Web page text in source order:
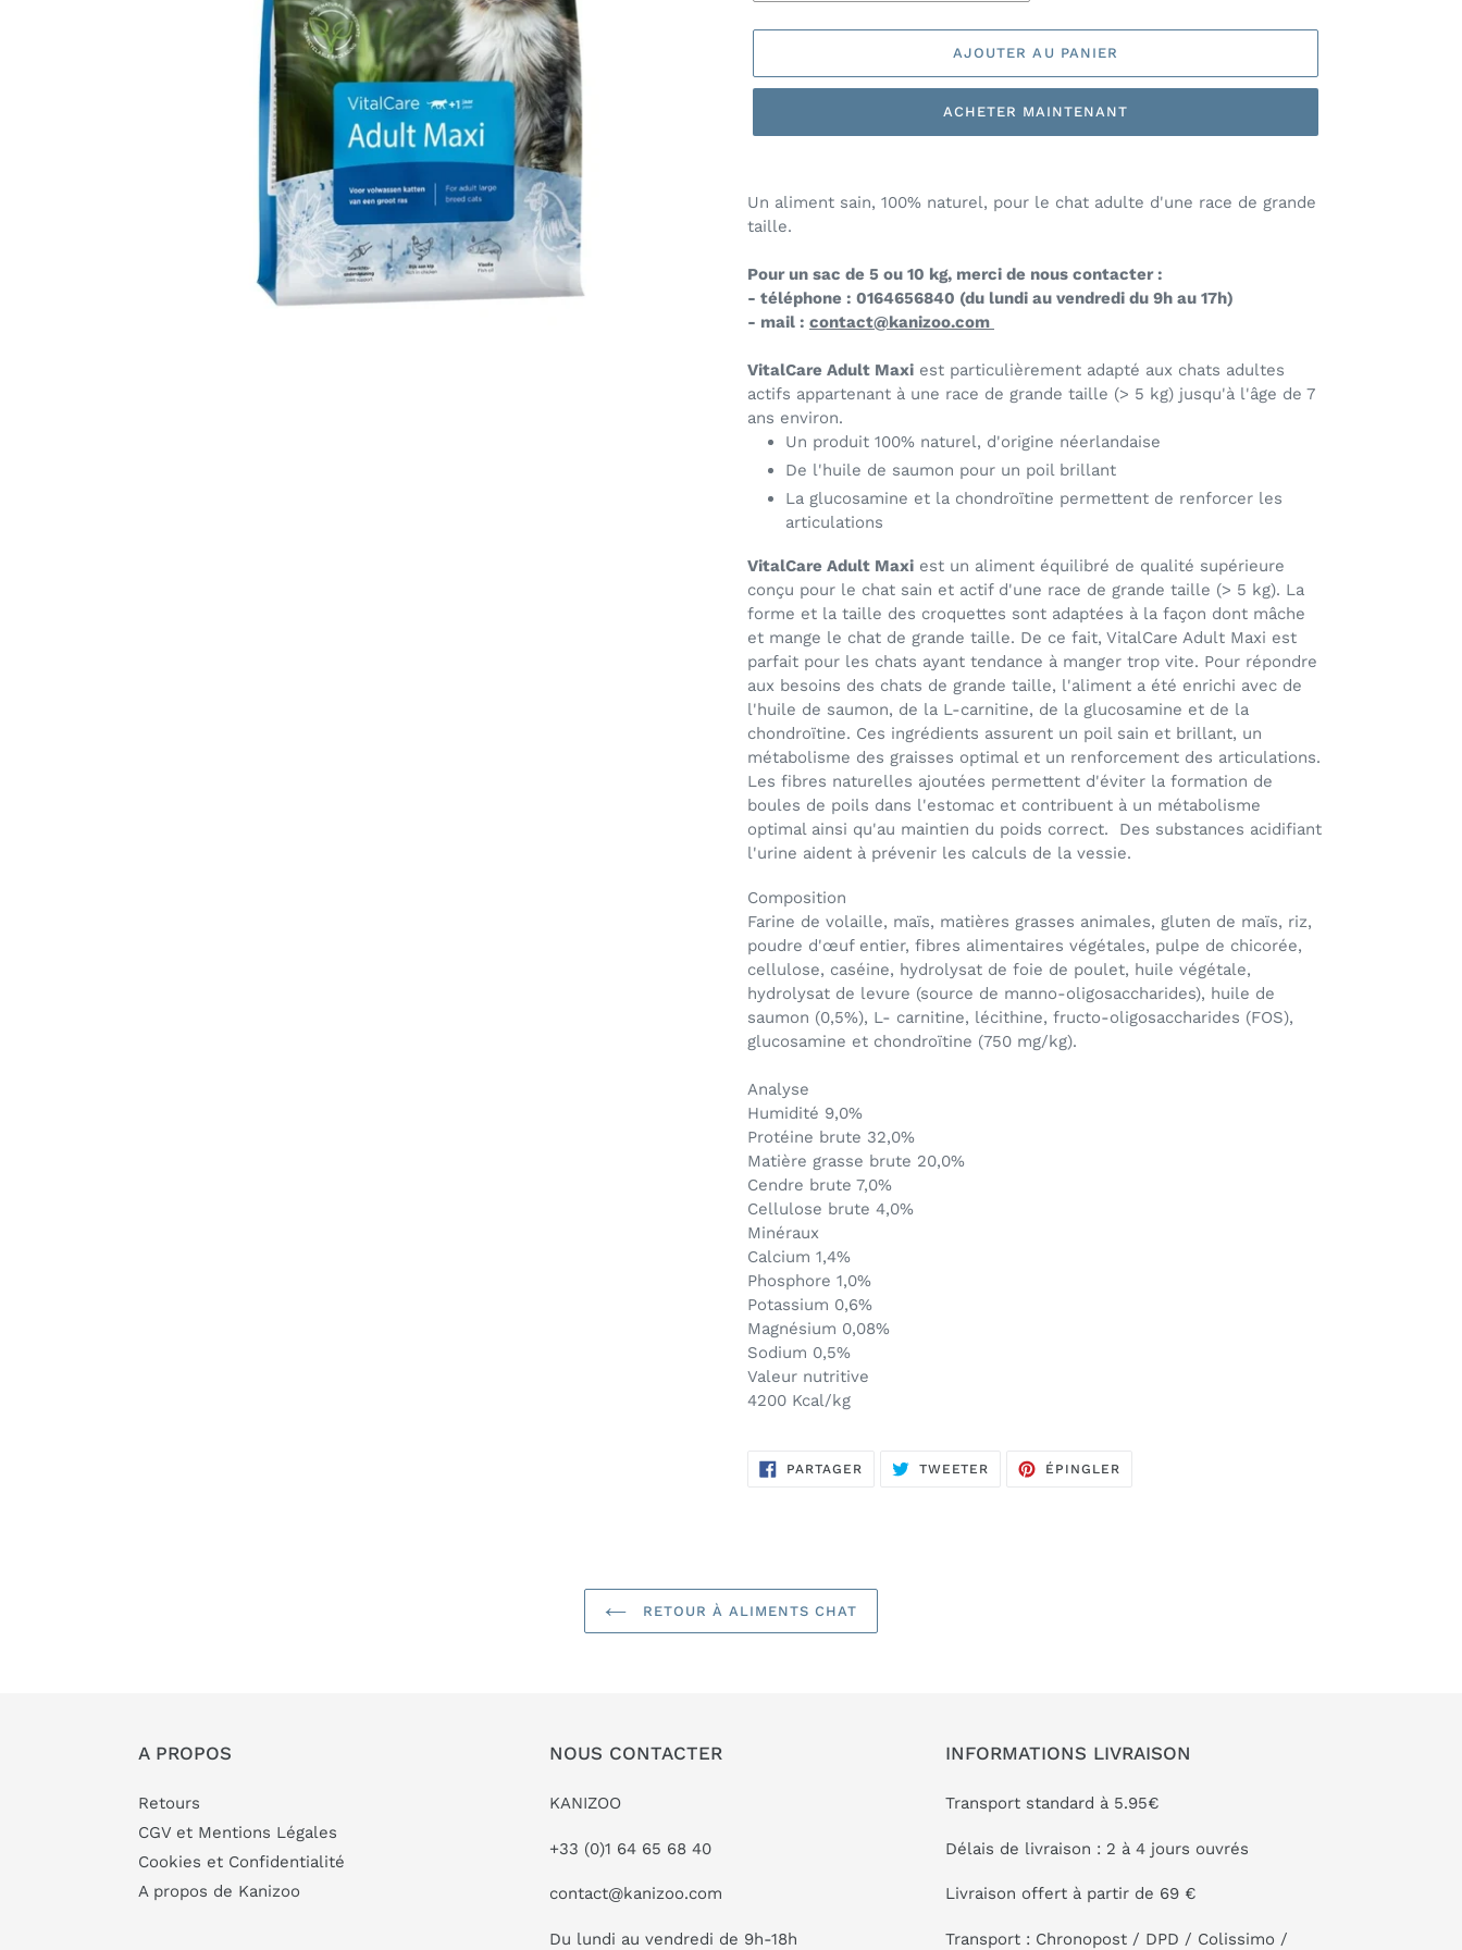
AJOUTER AU PANIER
ACHETER MAINTENANT
d'un
produit
votre
panier
Un aliment sain, 100% naturel, pour le chat adulte d'une race de grande
taille.
Pour un sac de 5 ou 10 kg, merci de nous contacter :
- téléphone : 0164656840 (du lundi au vendredi du 9h au 17h)
- mail : contact@kanizoo.com
VitalCare Adult Maxi est particulièrement adapté aux chats adultes
actifs appartenant à une race de grande taille (> 5 kg) jusqu'à l'âge de 7
ans environ.
Un produit 100% naturel, d'origine néerlandaise
De l'huile de saumon pour un poil brillant
La glucosamine et la chondroïtine permettent de renforcer les
articulations
VitalCare Adult Maxi est un aliment équilibré de qualité supérieure
conçu pour le chat sain et actif d'une race de grande taille (> 5 kg). La
forme et la taille des croquettes sont adaptées à la façon dont mâche
et mange le chat de grande taille. De ce fait, VitalCare Adult Maxi est
parfait pour les chats ayant tendance à manger trop vite. Pour répondre
aux besoins des chats de grande taille, l'aliment a été enrichi avec de
l'huile de saumon, de la L-carnitine, de la glucosamine et de la
chondroïtine. Ces ingrédients assurent un poil sain et brillant, un
métabolisme des graisses optimal et un renforcement des articulations.
Les fibres naturelles ajoutées permettent d'éviter la formation de
boules de poils dans l'estomac et contribuent à un métabolisme
optimal ainsi qu'au maintien du poids correct. Des substances acidifiant
l'urine aident à prévenir les calculs de la vessie.
Composition
Farine de volaille, maïs, matières grasses animales, gluten de maïs, riz,
poudre d'œuf entier, fibres alimentaires végétales, pulpe de chicorée,
cellulose, caséine, hydrolysat de foie de poulet, huile végétale,
hydrolysat de levure (source de manno-oligosaccharides), huile de
saumon (0,5%), L- carnitine, lécithine, fructo-oligosaccharides (FOS),
glucosamine et chondroïtine (750 mg/kg).
Analyse
Humidité 9,0%
Protéine brute 32,0%
Matière grasse brute 20,0%
Cendre brute 7,0%
Cellulose brute 4,0%
Minéraux
Calcium 1,4%
Phosphore 1,0%
Potassium 0,6%
Magnésium 0,08%
Sodium 0,5%
Valeur nutritive
4200 Kcal/kg
PARTAGERPARTAGERTWEETER TWEETERÉPINGLER
RETOUR À ALIMENTS CHAT
A PROPOS
Retours
CGV et Mentions Légales
Cookies et Confidentialité
A propos de Kanizoo
NOUS CONTACTER
KANIZOO
+33 (0)1 64 65 68 40
contact@kanizoo.com
Du lundi au vendredi de 9h-18h
INFORMATIONS LIVRAISON
Transport standard à 5.95€
Délais de livraison : 2 à 4 jours ouvrés
Livraison offert à partir de 69 €
Transport : Chronopost / DPD / Colissimo /